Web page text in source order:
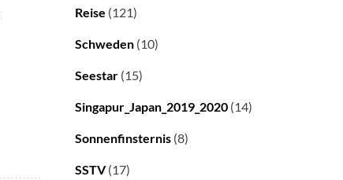
Reise (121)
Schweden (10)
Seestar (15)
Singapur_Japan_2019_2020 (14)
Sonnenfinsternis (8)
SSTV(17)